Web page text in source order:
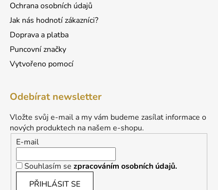
Ochrana osobních údajů
Jak nás hodnotí zákazníci?
Doprava a platba
Puncovní značky
Vytvořeno pomocí
Odebírat newsletter
Vložte svůj e-mail a my vám budeme zasílat informace o
nových produktech na našem e-shopu.
E-mail
Souhlasím se zpracováním osobních údajů.
PŘIHLÁSIT SE